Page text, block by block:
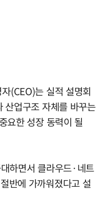
(CEO)는 실적 설명회
산업구조 자체를 바꾸는
요한 성장 동력이 될
하면서 클라우드·네트
반에 가까워졌다고 설